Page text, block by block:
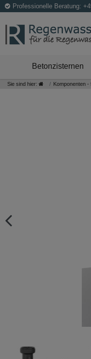
Professionelle Beratung:
Betonzisternen
Sie sind hier: Komponenten -